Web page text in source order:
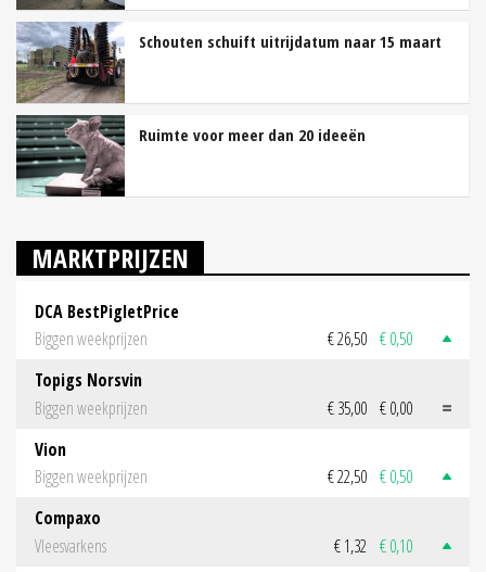
Schouten schuift uitrijdatum naar 15 maart
Ruimte voor meer dan 20 ideeën
MARKTPRIJZEN
DCA BestPigletPrice
Biggen weekprijzen
€ 26,50 € 0,50
Topigs Norsvin
Biggen weekprijzen
€ 35,00 € 0,00
Vion
Biggen weekprijzen
€ 22,50 € 0,50
Compaxo
Vleesvarkens
€ 1,32 € 0,10